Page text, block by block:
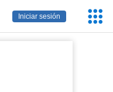
Iniciar sesión